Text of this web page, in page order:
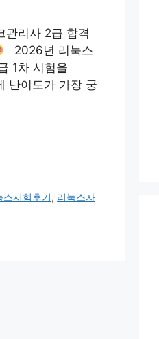
관리사 2급 합격
2026년 리눅스
1차 시험을
난이도가 가장 궁
스시험후기, 리눅스자